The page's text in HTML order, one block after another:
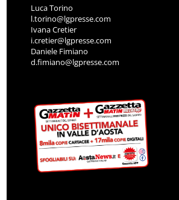
Luca Torino
l.torino@lgpresse.com
Ivana Cretier
i.cretier@lgpresse.com
Daniele Fimiano
d.fimiano@lgpresse.com